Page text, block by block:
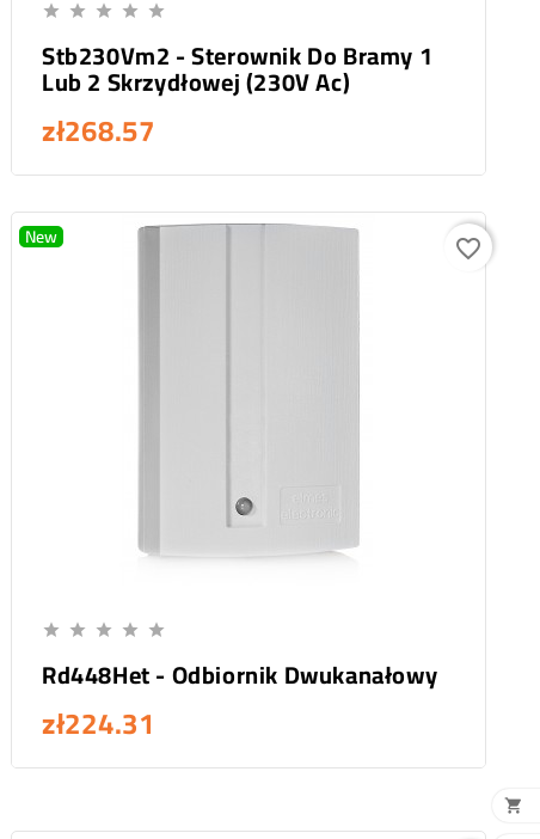
    
Stb230Vm2 - Sterownik Do Bramy 1
Lub 2 Skrzydłowej (230V Ac)
zł268.57
New
    
Rd448Het - Odbiornik Dwukanałowy
zł224.31
favorite_border
